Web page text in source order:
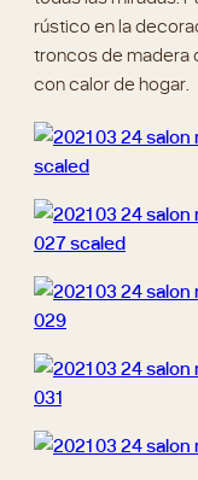
Con este proyecto
con naturalidad, a